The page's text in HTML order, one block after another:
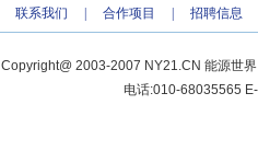
联系我们 合作项目 招聘信息
Copyright@ 2003-2007 NY21.CN 能源世
电话:010-68035565